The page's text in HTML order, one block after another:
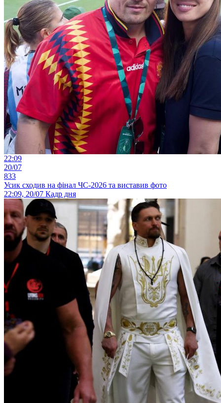
22:09
20/07
833
Усик сходив на фінал ЧС-2026 та виставив фото
22:09, 20/07 Кадр дня